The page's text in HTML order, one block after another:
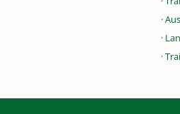
·
·
·